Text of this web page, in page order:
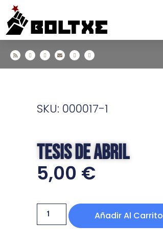
SKU: 000017-1
Tesis de abril
5,00 €
Añadir Al Carrito